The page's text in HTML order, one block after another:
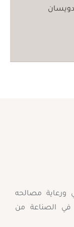
ورعاية مصالحه
في الصناعة من